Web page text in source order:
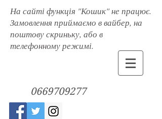
На сайті функція "Кошик" не працює.
Замовлення приймаємо в вайбер, на
поштову скриньку, або в
телефонному режимі.
0669709277